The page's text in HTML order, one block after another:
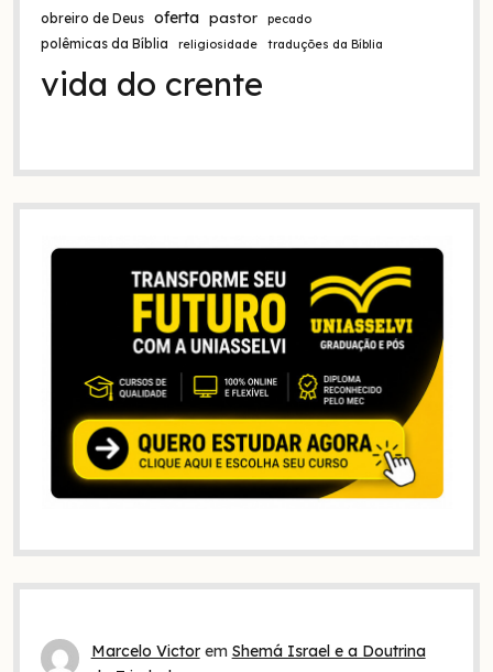
obreiro de Deus oferta pastor pecado
polêmicas da Bíblia religiosidade traduções da Bíblia
vida do crente
Marcelo Victorem Shemá Israel e a Doutrina